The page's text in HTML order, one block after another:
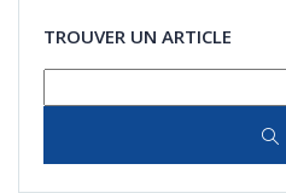
TROUVER UN ARTICLE